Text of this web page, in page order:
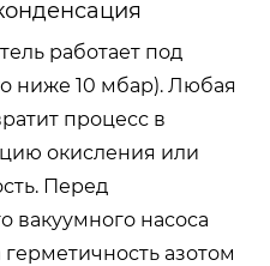
работает под
ниже 10 мбар). Любая
процесс в
окисления или
Перед
вакуумного насоса
азотом